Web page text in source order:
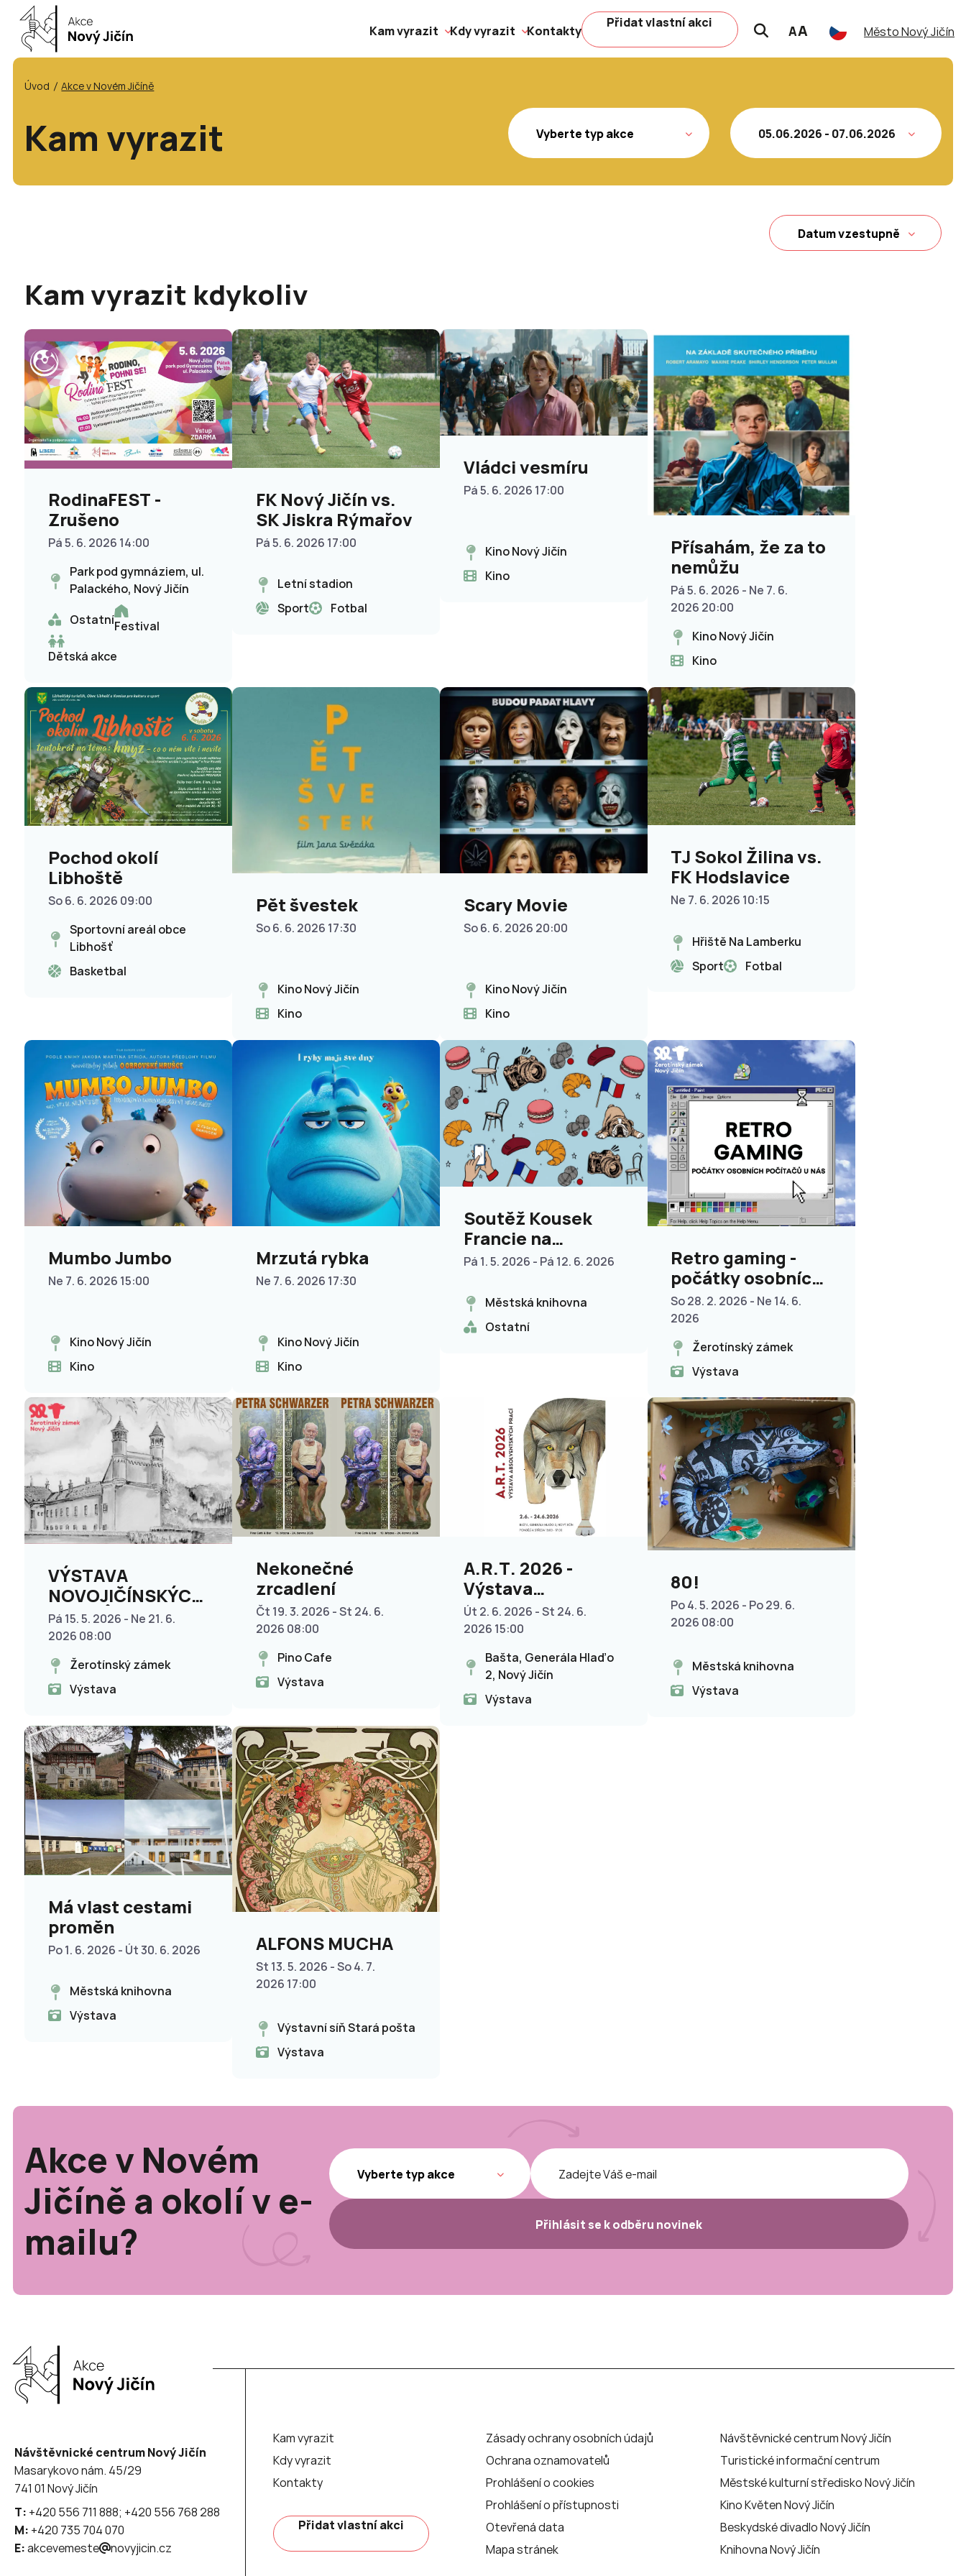
Kam vyrazit Kdy vyrazit Kontakty
Přidat vlastní akci
AA Město Nový Jičín
Úvod Akce v Novém Jičíně
Kam vyrazit
Kam vyrazit kdykoliv
RodinaFEST -
Zrušeno
Pá 5. 6. 2026 14:00
Park pod gymnáziem, ul.
Palackého, Nový Jičín
OstatníFestival
Dětská akce
FK Nový Jičín vs.
SK Jiskra Rýmařov
Pá 5. 6. 2026 17:00
Letní stadion
Sport
Fotbal
Vládci vesmíru
Pá 5. 6. 2026 17:00
Kino Nový Jičín
Kino
Přísahám, že za to
nemůžu
Pá 5. 6. 2026 - Ne 7. 6.
2026 20:00
Kino Nový Jičín
Kino
Pochod okolí
Libhoště
So 6. 6. 2026 09:00
Sportovní areál obce
Libhošť
Basketbal
Pět švestek
So 6. 6. 2026 17:30
Kino Nový Jičín
Kino
Scary Movie
So 6. 6. 2026 20:00
Kino Nový Jičín
Kino
TJ Sokol Žilina vs.
FK Hodslavice
Ne 7. 6. 2026 10:15
Hřiště Na Lamberku
Sport
Fotbal
Mumbo Jumbo
Ne 7. 6. 2026 15:00
Kino Nový Jičín
Kino
Mrzutá rybka
Ne 7. 6. 2026 17:30
Kino Nový Jičín
Kino
Soutěž Kousek
Francie na
Novojičínsku
Pá 1. 5. 2026 - Pá 12. 6. 2026
Městská knihovna
Ostatní
Retro gaming -
počátky osobních
počítačů u nás
So 28. 2. 2026 - Ne 14. 6.
2026
Žerotínský zámek
Výstava
VÝSTAVA
NOVOJIČÍNSKÝCH
MALÍŘŮ A
VÝTVARNÍKŮ
Pá 15. 5. 2026 - Ne 21. 6.
2026 08:00
Žerotínský zámek
Výstava
Nekonečné
zrcadlení
Čt 19. 3. 2026 - St 24. 6.
2026 08:00
Pino Cafe
Výstava
A.R.T. 2026 -
Výstava
absolventských
prací
Út 2. 6. 2026 - St 24. 6.
2026 15:00
Bašta, Generála Hlaďo
2, Nový Jičín
Výstava
80!
Po 4. 5. 2026 - Po 29. 6.
2026 08:00
Městská knihovna
Výstava
Má vlast cestami
proměn
Po 1. 6. 2026 - Út 30. 6. 2026
Městská knihovna
Výstava
ALFONS MUCHA
St 13. 5. 2026 - So 4. 7.
2026 17:00
Výstavní síň Stará pošta
Výstava
Akce v Novém
Jičíně a okolí v e-
mailu?
Přihlásit se k odběru novinek
Návštěvnické centrum Nový Jičín
Masarykovo nám. 45/29
741 01 Nový Jičín
T: +420 556 711 888; +420 556 768 288
M: +420 735 704 070
E:akcevemeste novyjicin.cz
Kam vyrazit
Kdy vyrazit
Kontakty
Přidat vlastní akci
Zásady ochrany osobních údajů
Ochrana oznamovatelů
Prohlášení o cookies
Prohlášení o přístupnosti
Otevřená data
Mapa stránek
Návštěvnické centrum Nový Jičín
Turistické informační centrum
Městské kulturní středisko Nový Jičín
Kino Květen Nový Jičín
Beskydské divadlo Nový Jičín
Knihovna Nový Jičín